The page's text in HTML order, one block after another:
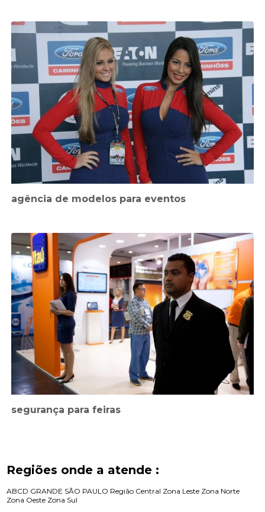
agência de modelos para eventos
segurança para feiras
Regiões onde a atende :
ABCD GRANDE SÃO PAULO Região Central Zona Leste Zona Norte
Zona Oeste Zona Sul